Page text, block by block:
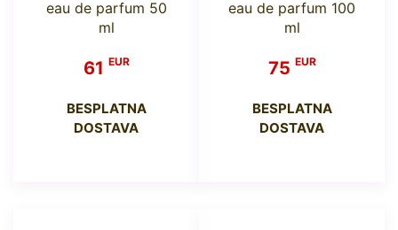
eau de parfum 50
ml
61 EUR
BESPLATNA
DOSTAVA
eau de parfum 100
ml
75 EUR
BESPLATNA
DOSTAVA